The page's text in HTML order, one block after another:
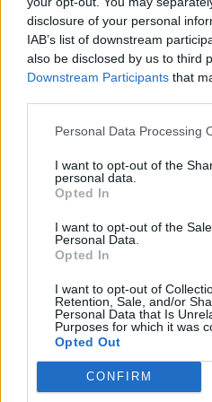
disclosure of your personal
IAB’s list of downstream
also be disclosed by us to third
Downstream Participants that
Personal Data Processing
I want to opt-out of the
personal data.
Opted In
I want to opt-out of the
Personal Data.
Opted In
I want to opt-out of
Retention, Sale, and/or
Personal Data that Is
Purposes for which it was
Opted Out
CONFIRM